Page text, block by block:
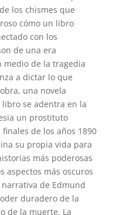
los chismes que
cómo un libro
con los
de una era
medio de la tragedia
a dictar lo que
una novela
libro se adentra en la
un prostituto
de los años 1890
su propia vida para
más poderosas
aspectos más oscuros
de Edmund
duradero de la
de la muerte. La